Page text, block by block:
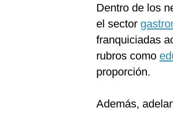
Dentro de los
el sector
franquiciadas
rubros como
proporción.
Además,